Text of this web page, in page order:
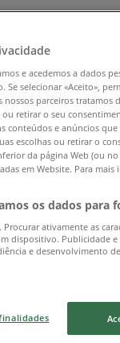
e acedemos a dados
selecionar «Aceito»,
parceiros tratamos
retirar o seu
conteúdos e anúncios
escolhas ou retirar o
da página Web (ou
em Website. Para
os dados para
Procurar ativamente as
dispositivo. Publicidade
e desenvolvimento